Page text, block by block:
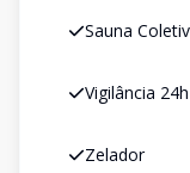
Sauna
Vigilância 24h
Zelador